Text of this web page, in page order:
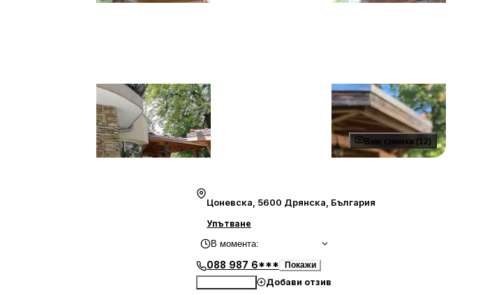
Виж снимки (12)
Цоневска, 5600 Дрянска, България
Упътване
В момента:
088 987 6*** Покажи
Добави отзив